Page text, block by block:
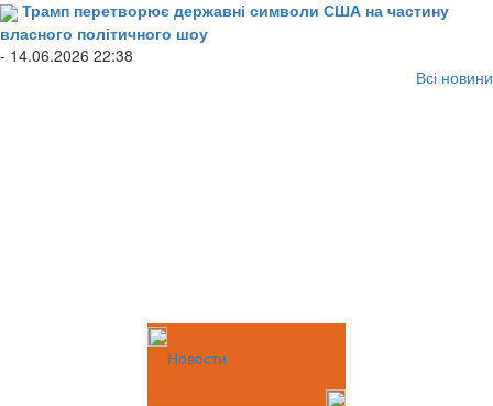
Трамп перетворює державні символи США на частину
власного політичного шоу
- 14.06.2026 22:38
Всі новини
Новости